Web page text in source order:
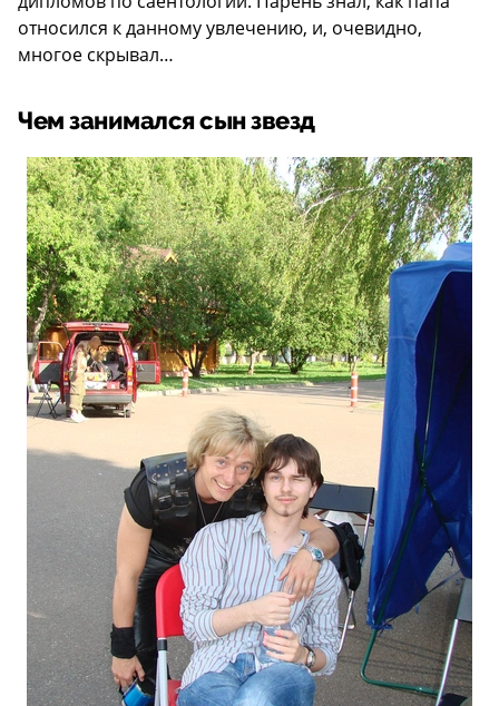
относился к данному увлечению, и, очевидно,
многое скрывал…
Чем занимался сын звезд